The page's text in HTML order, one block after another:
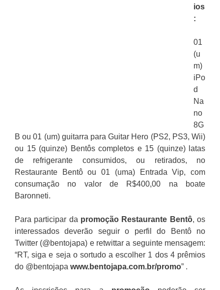
ios
:
01
(u
m)
iPo
d
Na
no
8G
B ou 01 (um) guitarra para Guitar Hero (PS2, PS3, Wii)
ou 15 (quinze) Bentôs completos e 15 (quinze) latas
de refrigerante consumidos, ou retirados, no
Restaurante Bentô ou 01 (uma) Entrada Vip, com
consumação no valor de R$400,00 na boate
Baronneti.
Para participar da promoção Restaurante Bentô, os
interessados deverão seguir o perfil do Bentô no
Twitter (@bentojapa) e retwittar a seguinte mensagem:
“RT, siga e seja o sortudo a escolher 1 dos 4 prêmios
do @bentojapa www.bentojapa.com.br/promo” .